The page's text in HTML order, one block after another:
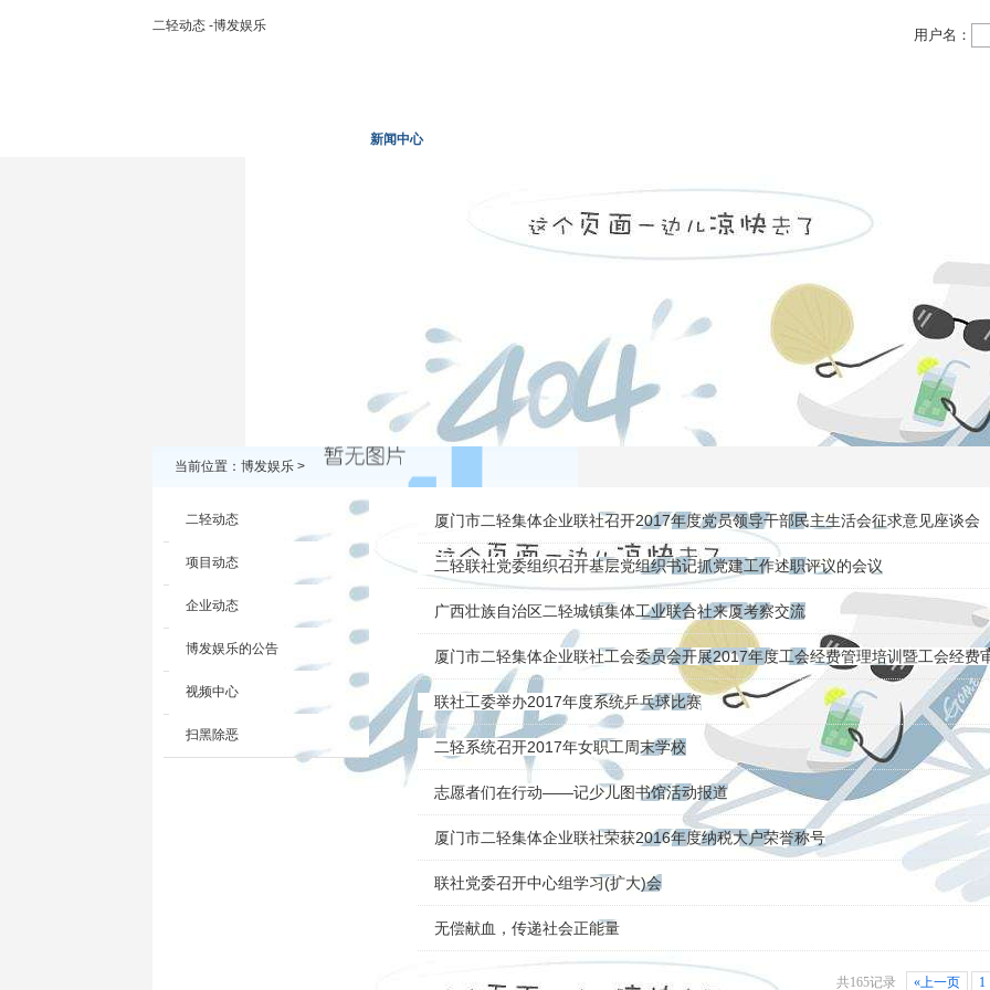
二轻动态 -博发娱乐
用户名：
新闻中心
当前位置： 博发娱乐 >
二轻动态
项目动态
企业动态
博发娱乐的公告
视频中心
扫黑除恶
厦门市二轻集体企业联社召开2017年度党员领导干部民主生活会征求意见座谈会
二轻联社党委组织召开基层党组织书记抓党建工作述职评议的会议
广西壮族自治区二轻城镇集体工业联合社来厦考察交流
厦门市二轻集体企业联社工会委员会开展2017年度工会经费管理培训暨工会经费
联社工委举办2017年度系统乒乓球比赛
二轻系统召开2017年女职工周末学校
志愿者们在行动——记少儿图书馆活动报道
厦门市二轻集体企业联社荣获2016年度纳税大户荣誉称号
联社党委召开中心组学习(扩大)会
无偿献血，传递社会正能量
共165记录 «上一页 1